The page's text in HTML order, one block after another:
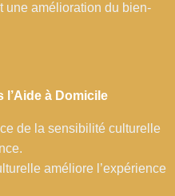
une amélioration du bien-
l’Aide à Domicile
de la sensibilité culturelle
améliore l’expérience